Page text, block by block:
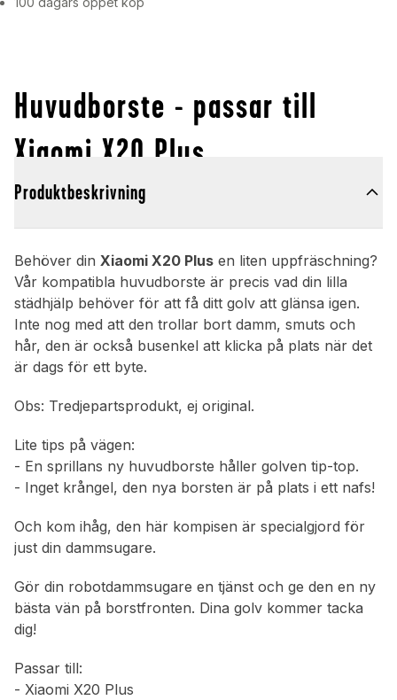
Huvudborste - passar till
Xiaomi X20 Plus
Produktbeskrivning
Behöver din Xiaomi X20 Plus en liten uppfräschning?
Vår kompatibla huvudborste är precis vad din lilla
städhjälp behöver för att få ditt golv att glänsa igen.
Inte nog med att den trollar bort damm, smuts och
hår, den är också busenkel att klicka på plats när det
är dags för ett byte.
Obs: Tredjepartsprodukt, ej original.
Lite tips på vägen:
- En sprillans ny huvudborste håller golven tip-top.
- Inget krångel, den nya borsten är på plats i ett nafs!
Och kom ihåg, den här kompisen är specialgjord för
just din dammsugare.
Gör din robotdammsugare en tjänst och ge den en ny
bästa vän på borstfronten. Dina golv kommer tacka
dig!
Passar till:
- Xiaomi X20 Plus